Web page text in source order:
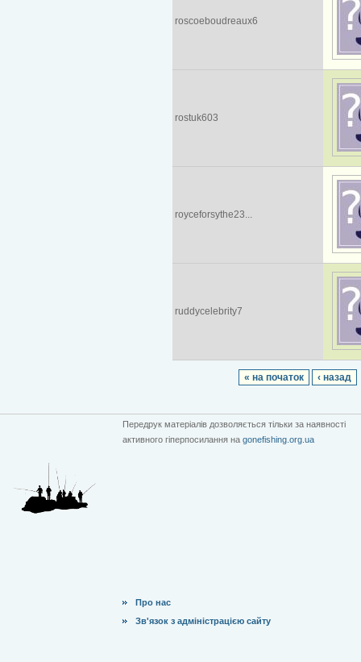
roscoeboudreaux6
rostuk603
royceforsythe23...
ruddycelebrity7
« на початок ‹ назад
Передрук матеріалів дозволяється тільки за наявності
активного гіперпосилання на gonefishing.org.ua
Про нас
Зв'язок з адміністрацією сайту